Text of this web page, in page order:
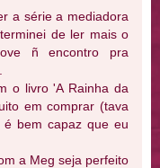
a série a mediadora
de ler mais o
ñ encontro pra
o livro 'A Rainha da
em comprar (tava
bem capaz que eu
a Meg seja perfeito